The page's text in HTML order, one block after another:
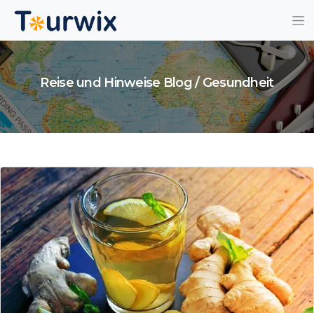
Reise und Hinweise Blog / Gesundheit